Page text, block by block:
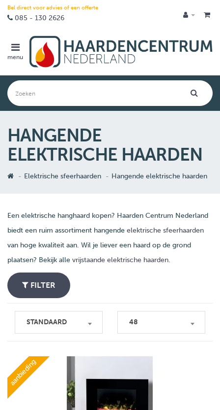
Bel direct voor advies of een offerte
085 - 130 2626
menu
HANGENDE
ELEKTRISCHE HAARDEN
Elektrische sfeerhaarden Hangende elektrische haarden
Een elektrische hanghaard kopen? Haarden Centrum Nederland
biedt een ruim assortiment hangende elektrische sfeerhaarden
van hoge kwaliteit aan. Wil je liever een haard op de grond
plaatsen? Bekijk alle vrijstaande elektrische haarden.
FILTER
STANDAARD 48
aanbieding